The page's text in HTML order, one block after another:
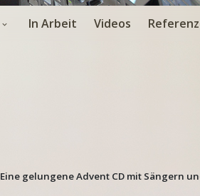
In Arbeit Videos
Eine gelungene Advent CD mit Sängern